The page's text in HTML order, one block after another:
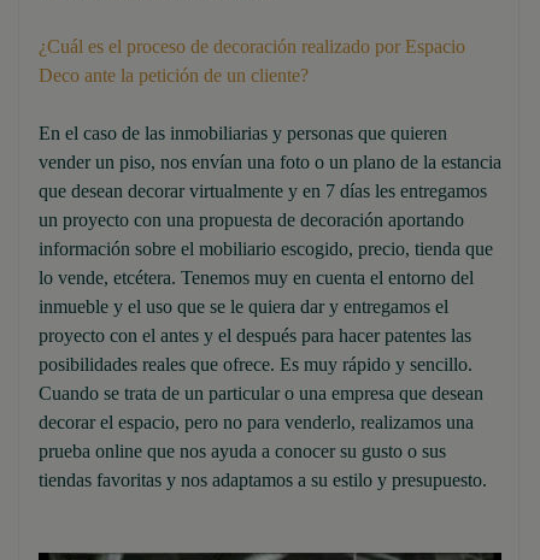
¿Cuál es el proceso de decoración realizado por Espacio
Deco ante la petición de un cliente?
En el caso de las inmobiliarias y personas que quieren
vender un piso, nos envían una foto o un plano de la estancia
que desean decorar virtualmente y en 7 días les entregamos
un proyecto con una propuesta de decoración aportando
información sobre el mobiliario escogido, precio, tienda que
lo vende, etcétera. Tenemos muy en cuenta el entorno del
inmueble y el uso que se le quiera dar y entregamos el
proyecto con el antes y el después para hacer patentes las
posibilidades reales que ofrece. Es muy rápido y sencillo.
Cuando se trata de un particular o una empresa que desean
decorar el espacio, pero no para venderlo, realizamos una
prueba online que nos ayuda a conocer su gusto o sus
tiendas favoritas y nos adaptamos a su estilo y presupuesto.